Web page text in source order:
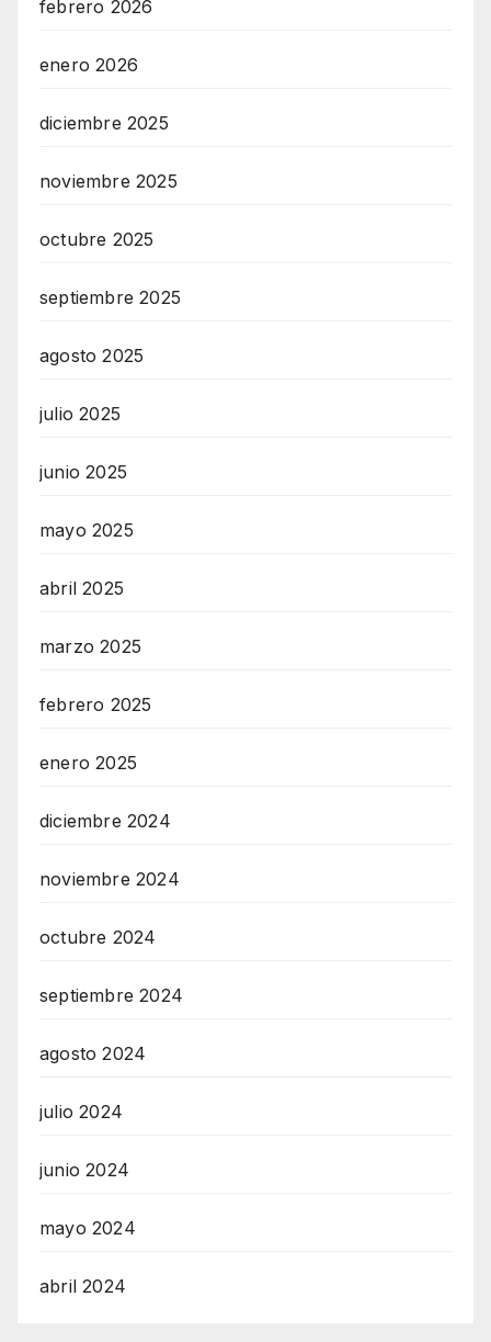
febrero 2026
enero 2026
diciembre 2025
noviembre 2025
octubre 2025
septiembre 2025
agosto 2025
julio 2025
junio 2025
mayo 2025
abril 2025
marzo 2025
febrero 2025
enero 2025
diciembre 2024
noviembre 2024
octubre 2024
septiembre 2024
agosto 2024
julio 2024
junio 2024
mayo 2024
abril 2024